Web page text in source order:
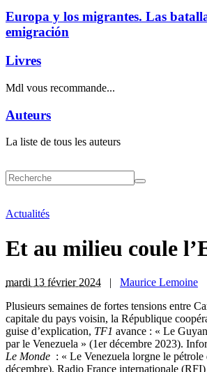
Europa y los migrantes. Las
emigración
Livres
Mdl vous recommande...
Auteurs
La liste de tous les auteurs
Actualités
Et au milieu coule
mardi 13 février 2024 | Maurice Lemoine
Plusieurs semaines de fortes tensions entre
capitale du pays voisin, la République
guise d’explication, TF1 avance : « Le
par le Venezuela » (1er décembre 2023).
Le Monde : « Le Venezuela lorgne le
décembre). Radio France internationale